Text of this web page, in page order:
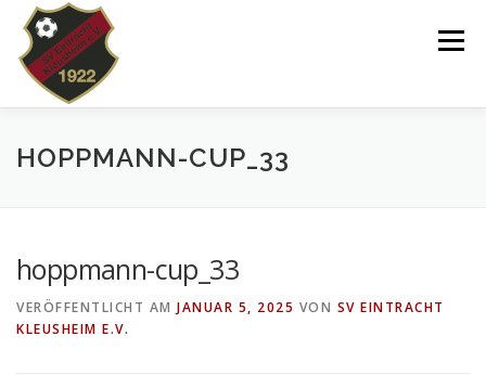
Inhalt
springen
Menü
VEREIN NEWS SPIELPLAN
DOWNLOADS SHOP IMPRESSUM
HOPPMANN-CUP_33
hoppmann-cup_33
VERÖFFENTLICHT AM JANUAR 5, 2025 VON SV EINTRACHT
KLEUSHEIM E.V.